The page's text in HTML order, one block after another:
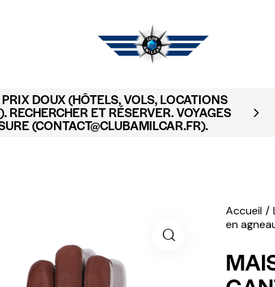
DOUX (HÔTELS, VOLS, LOCATIONS
RECHERCHER ET RÉSERVER. VOYAGES
(CONTACT@CLUBAMILCAR.FR).
Accueil
en